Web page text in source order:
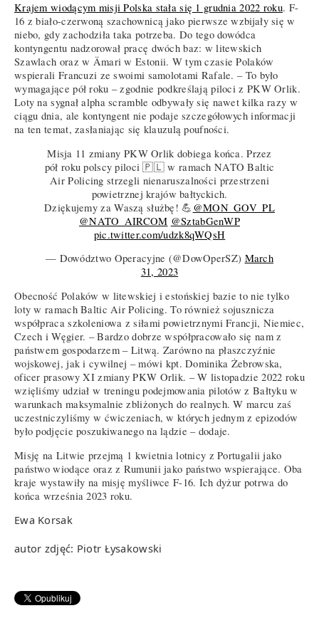
Krajem wiodącym misji Polska stała się 1 grudnia 2022 roku. F-
16 z biało-czerwoną szachownicą jako pierwsze wzbijały się w
niebo, gdy zachodziła taka potrzeba. Do tego dowódca
kontyngentu nadzorował pracę dwóch baz: w litewskich
Szawlach oraz w Ämari w Estonii. W tym czasie Polaków
wspierali Francuzi ze swoimi samolotami Rafale. – To było
wymagające pół roku – zgodnie podkreślają piloci z PKW Orlik.
Loty na sygnał alpha scramble odbywały się nawet kilka razy w
ciągu dnia, ale kontyngent nie podaje szczegółowych informacji
na ten temat, zasłaniając się klauzulą poufności.
Misja 11 zmiany PKW Orlik dobiega końca. Przez
pół roku polscy piloci 🇵🇱 w ramach NATO Baltic
Air Policing strzegli nienaruszalności przestrzeni
powietrznej krajów bałtyckich.
Dziękujemy za Waszą służbę! 💪 @MON_GOV_PL
@NATO_AIRCOM @SztabGenWP
pic.twitter.com/udzk8qWQsH
— Dowództwo Operacyjne (@DowOperSZ) March
31, 2023
Obecność Polaków w litewskiej i estońskiej bazie to nie tylko
loty w ramach Baltic Air Policing. To również sojusznicza
współpraca szkoleniowa z siłami powietrznymi Francji, Niemiec,
Czech i Węgier. – Bardzo dobrze współpracowało się nam z
państwem gospodarzem – Litwą. Zarówno na płaszczyźnie
wojskowej, jak i cywilnej – mówi kpt. Dominika Żebrowska,
oficer prasowy XI zmiany PKW Orlik. – W listopadzie 2022 roku
wzięliśmy udział w treningu podejmowania pilotów z Bałtyku w
warunkach maksymalnie zbliżonych do realnych. W marcu zaś
uczestniczyliśmy w ćwiczeniach, w których jednym z epizodów
było podjęcie poszukiwanego na lądzie – dodaje.
Misję na Litwie przejmą 1 kwietnia lotnicy z Portugalii jako
państwo wiodące oraz z Rumunii jako państwo wspierające. Oba
kraje wystawiły na misję myśliwce F-16. Ich dyżur potrwa do
końca września 2023 roku.
Ewa Korsak
autor zdjęć: Piotr Łysakowski